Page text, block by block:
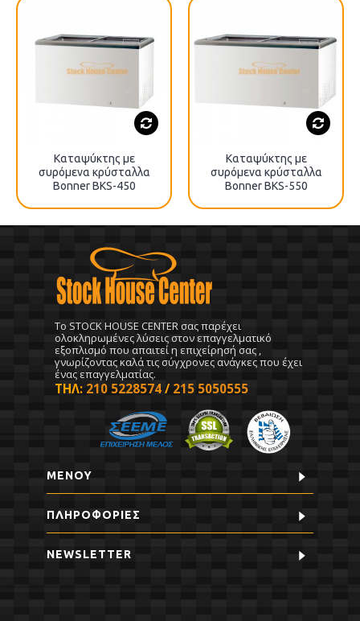
Καταψύκτης με
συρόμενα κρύσταλλα
Bonner BKS-450
Καταψύκτης με
συρόμενα κρύσταλλα
Bonner BKS-550
To STOCK HOUSE CENTER σας παρέχει
ολοκληρωμένες λύσεις στον επαγγελματικό
εξοπλισμό που απαιτεί η επιχείρησή σας ,
γνωρίζοντας καλά τις σύγχρονες ανάγκες που έχει
ένας επαγγελματίας.
ΤΗΛ: 210 5228574 / 215 5050555
ΜΕΝΟΥ
ΠΛΗΡΟΦΟΡΊΕΣ
NEWSLETTER